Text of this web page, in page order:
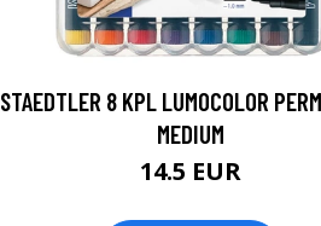
STAEDTLER 8 KPL LUMOCOLOR
MEDIUM
14.5 EUR